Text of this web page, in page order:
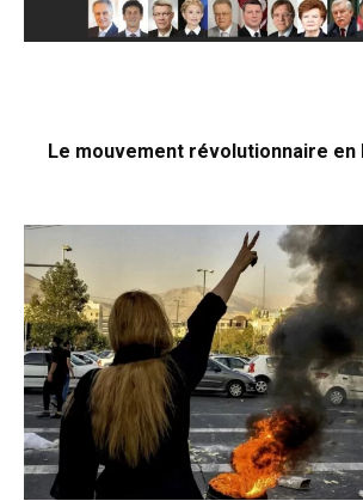
Le mouvement révolutionnaire en